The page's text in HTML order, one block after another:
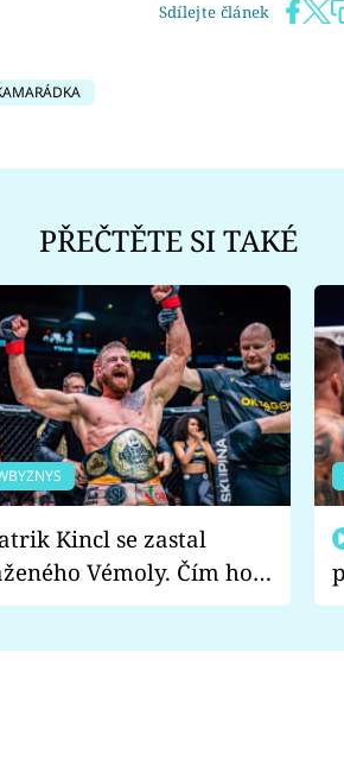
Sdílejte článek
PŘEČTĚTE SI TAKÉ
Vémoly. Čím ho
naštvali?